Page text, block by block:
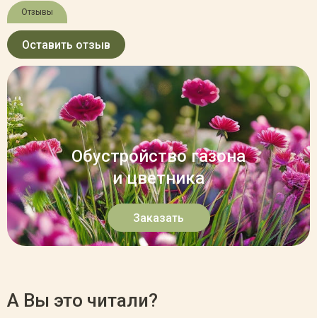
Отзывы
Оставить отзыв
Обустройство газона
и цветника
Заказать
А Вы это читали?